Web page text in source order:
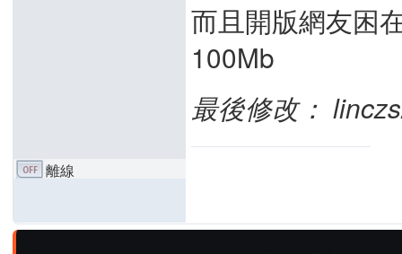
而且開版網友困
100Mb
最後修改：
離線